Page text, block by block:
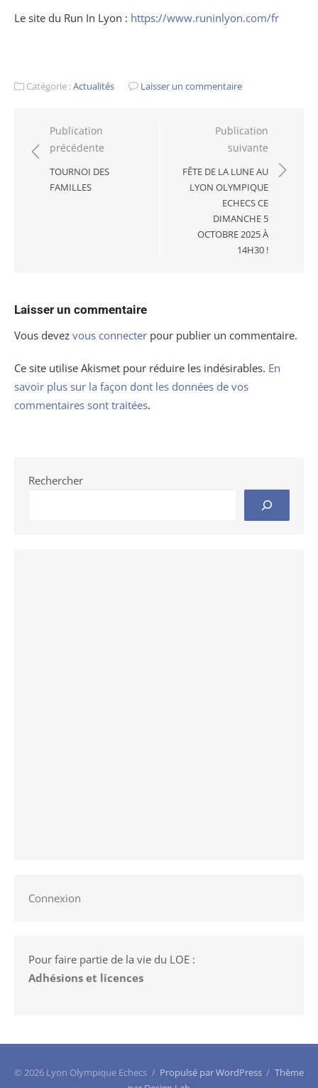
Le site du Run In Lyon : https://www.runinlyon.com/fr
Catégorie :Actualités Laisser un commentaire
Navigation
de
l’article
Publication
précédente
TOURNOI DES
FAMILLES
Publication
suivante
FÊTE DE LA LUNE AU
LYON OLYMPIQUE
ECHECS CE
DIMANCHE 5
OCTOBRE 2025 À
14H30 !
Laisser un commentaire
Vous devez vous connecter pour publier un commentaire.
Ce site utilise Akismet pour réduire les indésirables. En
savoir plus sur la façon dont les données de vos
commentaires sont traitées.
Rechercher
Connexion
Pour faire partie de la vie du LOE :
Adhésions et licences
© 2026 Lyon Olympique Echecs / Propulsé par WordPress / Thème